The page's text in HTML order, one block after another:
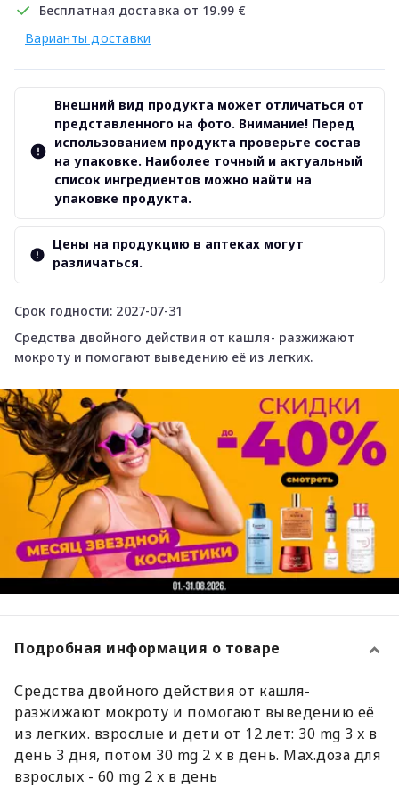
Бесплатная доставка от 19.99 €
Варианты доставки
Срок годности: 2027-07-31
Средства двойного действия от кашля- разжижают
мокроту и помогают выведению её из легких.
Внешний вид продукта может отличаться от
представленного на фото. Внимание! Перед
использованием продукта проверьте состав
на упаковке. Наиболее точный и актуальный
список ингредиентов можно найти на
упаковке продукта.
Цены на продукцию в аптеках могут
различаться.
Подробная информация о товаре
Средства двойного действия от кашля-
разжижают мокроту и помогают выведению её
из легких. взрослыe и дети от 12 лет: 30 mg 3 x в
день 3 дня, потом 30 mg 2 x в день. Max.доза для
взрослыx - 60 mg 2 x в день